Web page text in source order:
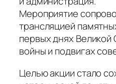
Мероприятие
трансляцией
первых днях Великой
войны и подвигах
Целью акции стало